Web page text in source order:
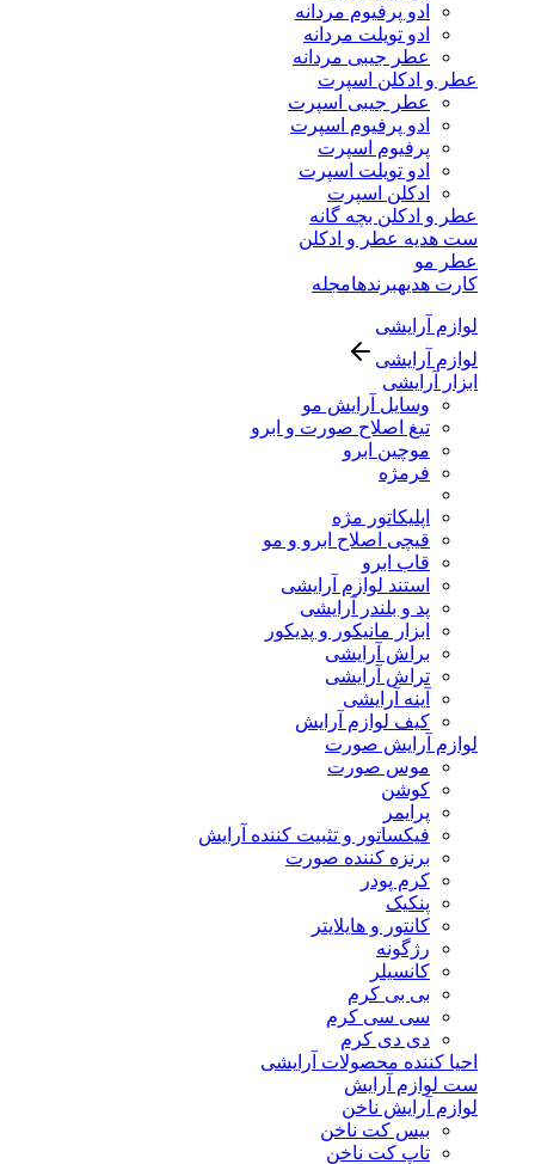
ادو پرفیوم مردانه
ادو تویلت مردانه
عطر جیبی مردانه
عطر و ادکلن اسپرت
عطر جیبی اسپرت
ادو پرفیوم اسپرت
پرفیوم اسپرت
ادو تویلت اسپرت
ادکلن اسپرت
عطر و ادکلن بچه گانه
ست هدیه عطر و ادکلن
عطر مو
کارت هدیهبرندهامجله
لوازم آرایشی
لوازم آرایشی
ابزار آرایشی
وسایل آرایش مو
تیغ اصلاح صورت و ابرو
موچین ابرو
فرمژه
اپلیکاتور مژه
قیچی اصلاح ابرو و مو
قاب ابرو
استند لوازم آرایشی
پد و بلندر آرایشی
ابزار مانیکور و پدیکور
براش آرایشی
تراش آرایشی
آینه آرایشی
کیف لوازم آرایش
لوازم آرایش صورت
موس صورت
کوشن
پرایمر
فیکساتور و تثبیت کننده آرایش
برنزه کننده صورت
کرم پودر
پنکیک
کانتور و هایلایتر
رژگونه
کانسیلر
بی بی کرم
سی سی کرم
دی دی کرم
احیا کننده محصولات آرایشی
ست لوازم آرایش
لوازم آرایش ناخن
بیس کت ناخن
تاپ کت ناخن